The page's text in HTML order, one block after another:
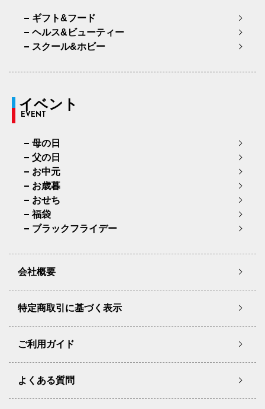
ギフト&フード
ヘルス&ビューティー
スクール&ホビー
イベント
EVENT
母の日
父の日
お中元
お歳暮
おせち
福袋
ブラックフライデー
会社概要
特定商取引に基づく表示
ご利用ガイド
よくある質問